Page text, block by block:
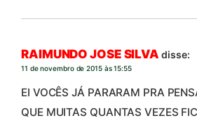
RAIMUNDO JOSE SILVA disse:
11 de novembro de 2015 às 15:55
EI VOCÊS JÁ PARARAM PRA
QUE MUITAS QUANTAS VEZES